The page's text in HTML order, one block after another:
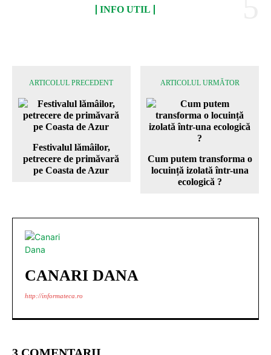
INFO UTIL
ARTICOLUL PRECEDENT
Festivalul lămâilor,
petrecere de primăvară
pe Coasta de Azur
ARTICOLUL URMĂTOR
Cum putem transforma o
locuință izolată într-una
ecologică ?
CANARI DANA
http://informateca.ro